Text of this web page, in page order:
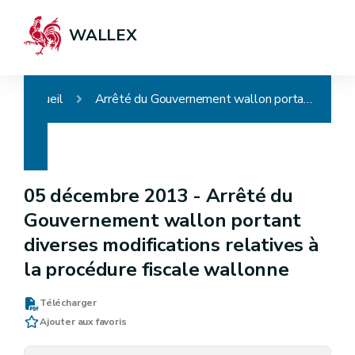
WALLEX
Accueil Arrêté du Gouvernement wallon portant diverses modifications relatives à la procédure fiscale wallonne
05 décembre 2013 - Arrêté du
Gouvernement wallon portant
diverses modifications relatives à
la procédure fiscale wallonne
Télécharger
Ajouter aux favoris